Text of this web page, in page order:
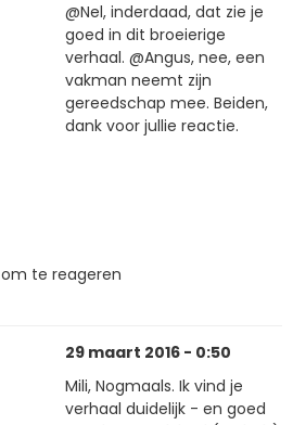
@Nel, inderdaad, dat zie je
goed in dit broeierige
verhaal. @Angus, nee, een
vakman neemt zijn
gereedschap mee. Beiden,
dank voor jullie reactie.
om te reageren
29 maart 2016 - 0:50
Mili, Nogmaals. Ik vind je
verhaal duidelijk - en goed